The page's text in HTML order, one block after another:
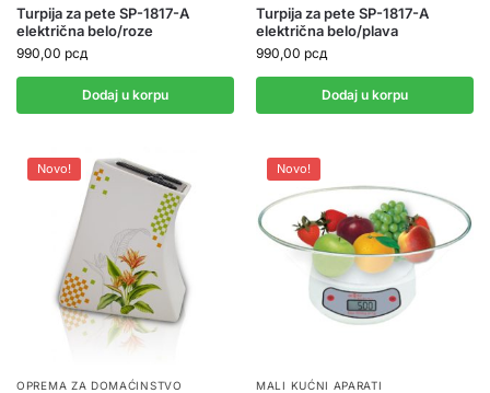
Turpija za pete SP-1817-A
električna belo/roze
990,00 рсд
Dodaj u korpu
Turpija za pete SP-1817-A
električna belo/plava
990,00 рсд
Dodaj u korpu
Novo!
OPREMA ZA DOMAĆINSTVO
Novo!
MALI KUĆNI APARATI